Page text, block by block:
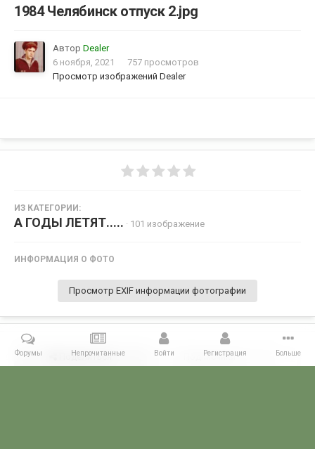
1984 Челябинск отпуск 2.jpg
Автор Dealer
6 ноября, 2021
757 просмотров
Просмотр изображений Dealer
ИЗ КАТЕГОРИИ:
А ГОДЫ ЛЕТЯТ..... · 101 изображение
ИНФОРМАЦИЯ О ФОТО
Просмотр EXIF информации фотографии
Поделиться Подписчики 0
Форумы Непрочитанные Войти Регистрация Больше